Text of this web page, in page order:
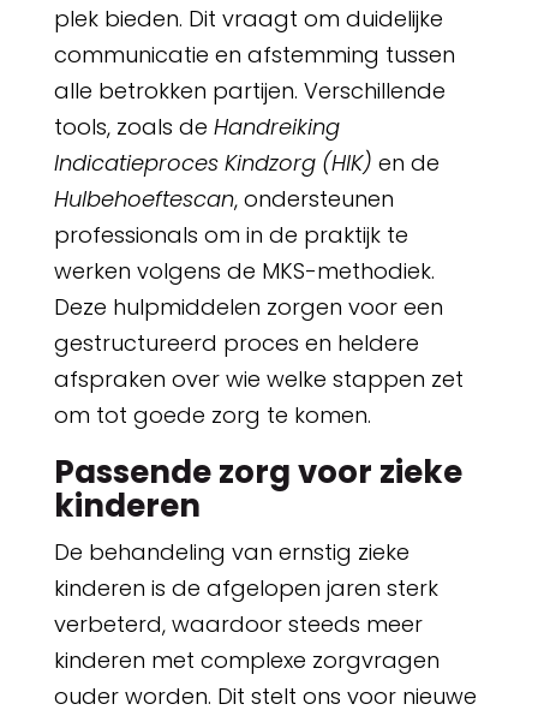
plek bieden. Dit vraagt om duidelijke
communicatie en afstemming tussen
alle betrokken partijen. Verschillende
tools, zoals de Handreiking
Indicatieproces Kindzorg (HIK) en de
Hulbehoeftescan, ondersteunen
professionals om in de praktijk te
werken volgens de MKS-methodiek.
Deze hulpmiddelen zorgen voor een
gestructureerd proces en heldere
afspraken over wie welke stappen zet
om tot goede zorg te komen.
Passende zorg voor zieke
kinderen
De behandeling van ernstig zieke
kinderen is de afgelopen jaren sterk
verbeterd, waardoor steeds meer
kinderen met complexe zorgvragen
ouder worden. Dit stelt ons voor nieuwe